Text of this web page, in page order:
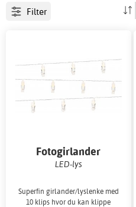
Filter
Fotogirlander
LED-lys
Superfin girlander/lyslenke med
10 klips hvor du kan klippe